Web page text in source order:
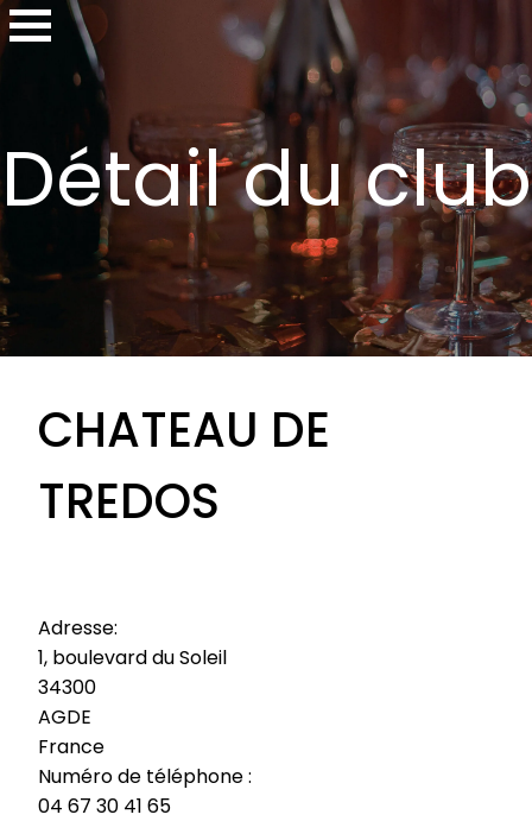
Détail du club
CHATEAU DE
TREDOS
Adresse:
1, boulevard du Soleil
34300
AGDE
France
Numéro de téléphone :
04 67 30 41 65